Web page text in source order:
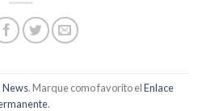
News. Marque como favorito elEnlace
.